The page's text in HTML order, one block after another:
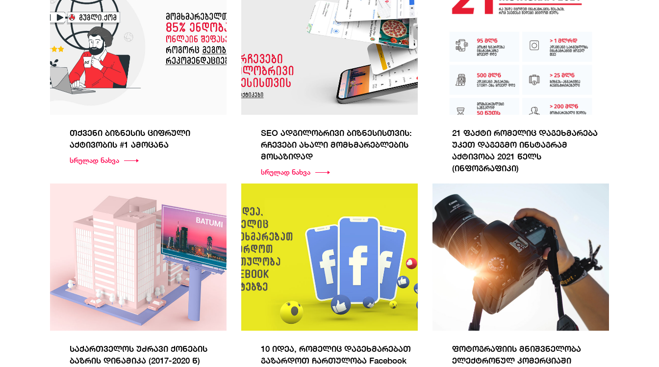
თქვენი ბიზნესის ციფრული
აქტივობის #1 ამოცანა
სრულად ნახვა
SEO ადგილობრივი ბიზნესისთვის:
რჩევები ახალი მომხმარებლების
მოსაზიდად
სრულად ნახვა
21 ფაქტი რომელიც დაგეხმარება
უკეთ დაგეგმო ინსტაგრამ
აქტივობა 2021 წელს
(ინფოგრაფიკი)
სრულად ნახვა
საქართველოს უძრავი ქონების
ბაზრის დინამიკა (2017-2020 წ)
10 იდეა, რომელიც დაგეხმარებათ
გაზარდოთ ჩართულობა Facebook
ფოტოგრაფიის მნიშვნელობა
ელექტრონულ კომერციაში